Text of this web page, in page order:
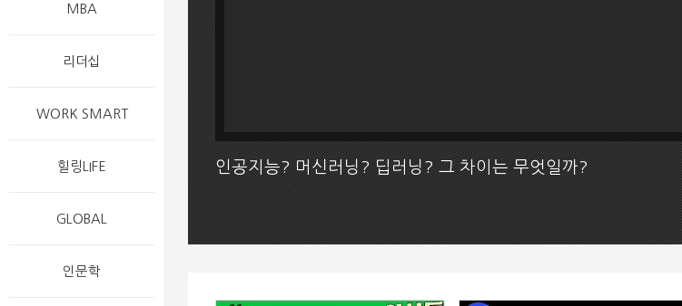
MBA
리더십
WORK SMART
힐링LIFE
GLOBAL
인문학
인공지능? 머신러닝? 딥러닝? 그 차이는 무엇일까?